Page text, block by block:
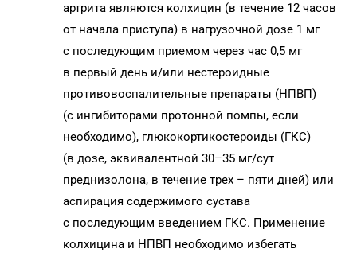
артрита являются колхицин (в течение 12 часов
от начала приступа) в нагрузочной дозе 1 мг
с последующим приемом через час 0,5 мг
в первый день и/или нестероидные
противовоспалительные препараты (НПВП)
(с ингибиторами протонной помпы, если
необходимо), глюкокортикостероиды (ГКС)
(в дозе, эквивалентной 30–35 мг/сут
преднизолона, в течение трех – пяти дней) или
аспирация содержимого сустава
с последующим введением ГКС. Применение
колхицина и НПВП необходимо избегать